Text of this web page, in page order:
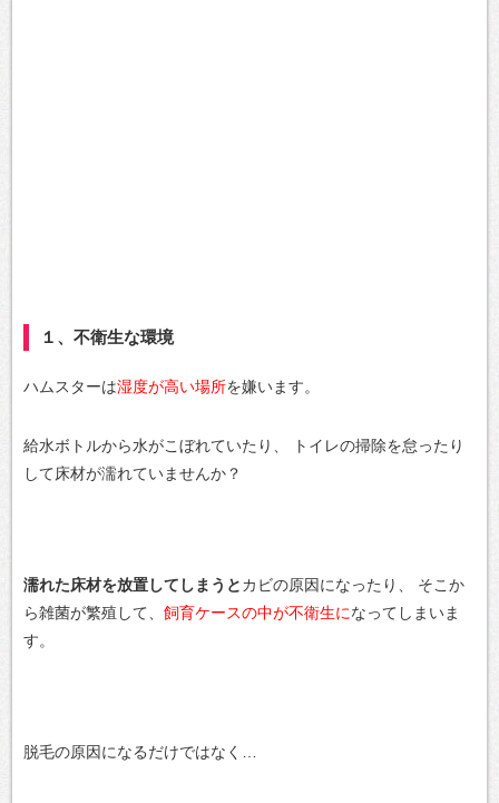
１、不衛生な環境
ハムスターは湿度が高い場所を嫌います。
給水ボトルから水がこぼれていたり、
トイレの掃除を怠ったり
して床材が濡れていませんか？
濡れた床材を放置してしまうとカビの原因になったり、
そこか
ら雑菌が繁殖して、 飼育ケースの中が不衛生になってしまいま
す。
脱毛の原因になるだけではなく…